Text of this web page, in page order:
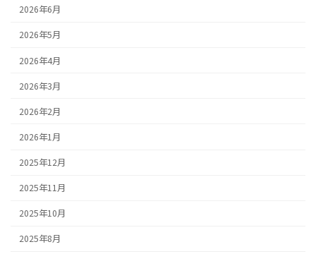
2026年6月
2026年5月
2026年4月
2026年3月
2026年2月
2026年1月
2025年12月
2025年11月
2025年10月
2025年8月